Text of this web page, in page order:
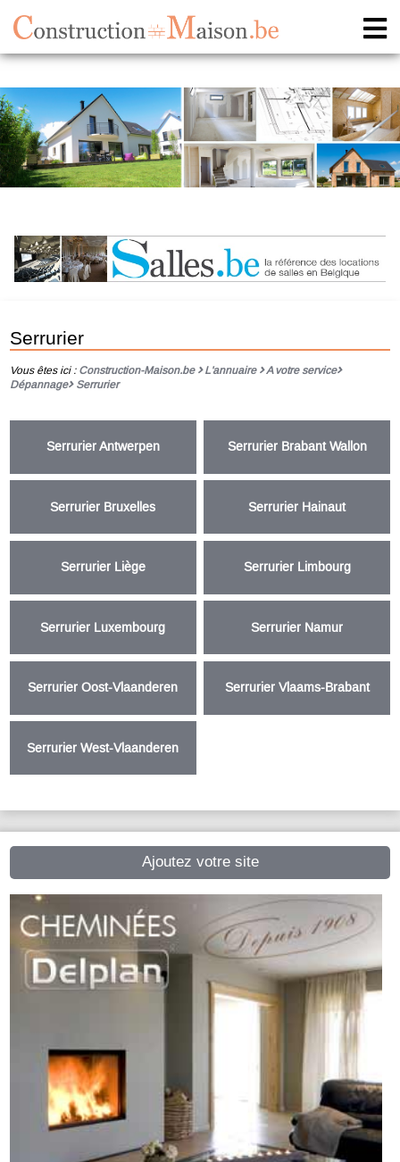
Serrurier
Vous êtes ici : Construction-Maison.be L'annuaire
A votre service
Dépannage
Serrurier
Serrurier Antwerpen Serrurier Brabant Wallon
Serrurier Bruxelles Serrurier Hainaut
Serrurier Liège Serrurier Limbourg
Serrurier Luxembourg Serrurier Namur
Serrurier Oost-Vlaanderen Serrurier Vlaams-Brabant
Serrurier West-Vlaanderen
Ajoutez votre site